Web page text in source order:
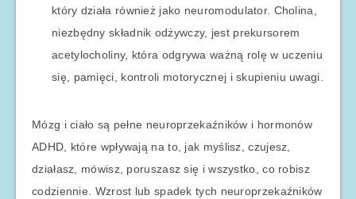
który działa również jako neuromodulator. Cholina,
niezbędny składnik odżywczy, jest prekursorem
acetylocholiny, która odgrywa ważną rolę w uczeniu
się, pamięci, kontroli motorycznej i skupieniu uwagi.
Mózg i ciało są pełne neuroprzekaźników i hormonów
ADHD, które wpływają na to, jak myślisz, czujesz,
działasz, mówisz, poruszasz się i wszystko, co robisz
codziennie. Wzrost lub spadek tych neuroprzekaźników